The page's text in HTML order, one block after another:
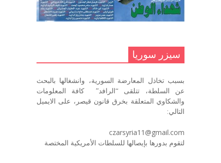
في الذكرى السنوية لرحيل الرفيق منصور أتاسي أبو مطيع
رحمه الله. – عبد الله حاج محمد
ننساك – خالد الحموري
سيزر سوريا
بسبب تخاذل المعارضة السورية، وانشغالها بالبحث
عن السلطة، تتلقى “الرافد” كافة المعلومات
والشكاوي المتعلقة بخرق قانون قيصر، على الايميل
التالي:
czarsyria11@gmail.com
لتقوم بدورها بإيصالها للسلطات الأمريكية المختصة